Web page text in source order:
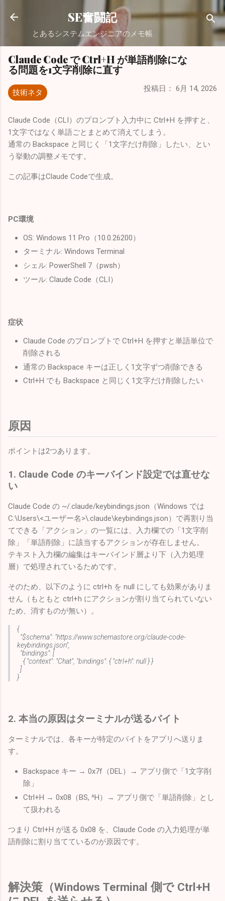
スキップしてメイン コンテンツに移動
SE奮闘記
とあるシステムエンジニアのメモ帳
Claude Code で Ctrl+H が単語削除にな
る問題を1文字削除に直す
技術ネタ 投稿日： 6月 14, 2026
Claude Code（CLI）のプロンプト入力中に Ctrl+H を押すと、
1文字ではなく単語ごとまとめて消えてしまう。
通常の Backspace と同じく「1文字だけ削除」したい、とい
う挙動の調整メモです。
この記事はClaude Codeで生成。
PC環境
OS: Windows 11 Pro（10.0.26200）
ターミナル: Windows Terminal
シェル: PowerShell 7（pwsh）
ツール: Claude Code（CLI）
症状
Claude Code のプロンプトで Ctrl+H を押すと単語単位で
削除される
通常の Backspace キーは正しく1文字ずつ削除できる
Ctrl+H でも Backspace と同じく1文字だけ削除したい
原因
ポイントは2つあります。
1. Claude Code のキーバインド設定では直せな
い
Claude Code の ~/.claude/keybindings.json（Windows では
C:\Users\<ユーザー名>\.claude\keybindings.json）で再割り当
てできる「アクション」の一覧には、入力欄での「1文字削
除」「単語削除」に該当するアクションが存在しません。
テキスト入力欄の編集はキーバインド層より下（入力処理
層）で処理されているためです。
そのため、以下のように ctrl+h を null にしても効果がありま
せん（もともと ctrl+h にアクションが割り当てられていない
ため、消すものが無い）。
{
"$schema": "https://www.schemastore.org/claude-code-
keybindings.json",
"bindings": [
{ "context": "Chat", "bindings": { "ctrl+h": null } }
]
}
2. 本当の原因はターミナルが送るバイト
ターミナルでは、各キーが特定のバイトをアプリへ送りま
す。
Backspace キー → 0x7f（DEL）→ アプリ側で「1文字削
除」
Ctrl+H → 0x08（BS, ^H）→ アプリ側で「単語削除」とし
て扱われる
つまり Ctrl+H が送る 0x08 を、Claude Code の入力処理が単
語削除に割り当てているのが原因です。
解決策（Windows Terminal 側で Ctrl+H